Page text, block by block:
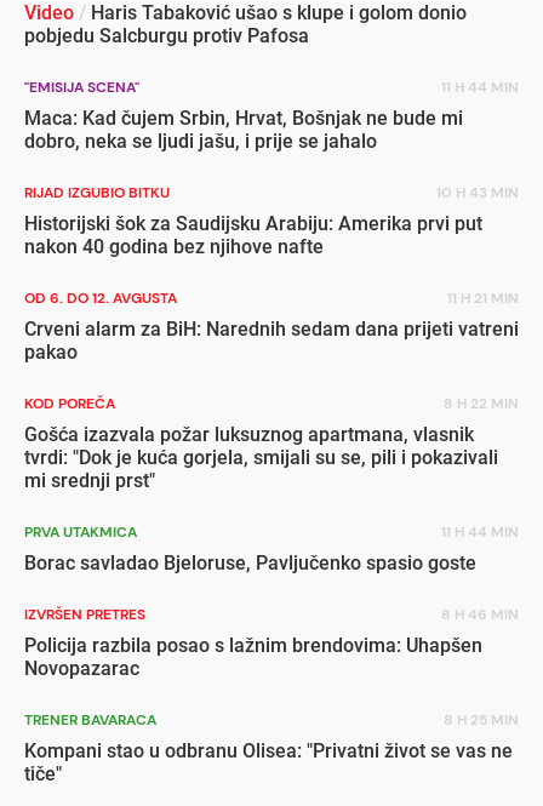
Video / Haris Tabaković ušao s klupe i golom donio
pobjedu Salcburgu protiv Pafosa
"EMISIJA SCENA" 11 H 44 MIN
Maca: Kad čujem Srbin, Hrvat, Bošnjak ne bude mi
dobro, neka se ljudi jašu, i prije se jahalo
RIJAD IZGUBIO BITKU 10 H 43 MIN
Historijski šok za Saudijsku Arabiju: Amerika prvi put
nakon 40 godina bez njihove nafte
OD 6. DO 12. AVGUSTA 11 H 21 MIN
Crveni alarm za BiH: Narednih sedam dana prijeti vatreni
pakao
KOD POREČA 8 H 22 MIN
Gošća izazvala požar luksuznog apartmana, vlasnik
tvrdi: "Dok je kuća gorjela, smijali su se, pili i pokazivali
mi srednji prst"
PRVA UTAKMICA 11 H 44 MIN
Borac savladao Bjeloruse, Pavljučenko spasio goste
IZVRŠEN PRETRES 8 H 46 MIN
Policija razbila posao s lažnim brendovima: Uhapšen
Novopazarac
TRENER BAVARACA 8 H 25 MIN
Kompani stao u odbranu Olisea: "Privatni život se vas ne
tiče"